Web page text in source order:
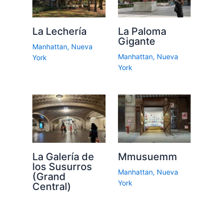
La Lechería
Manhattan, Nueva
York
La Paloma
Gigante
Manhattan, Nueva
York
La Galería de
los Susurros
(Grand
Central)
Mmusuemm
Manhattan, Nueva
York